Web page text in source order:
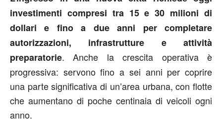
investimenti compresi tra 15 e 30 milioni di
dollari e fino a due anni per completare
autorizzazioni, infrastrutture e attività
preparatorie. Anche la crescita operativa è
progressiva: servono fino a sei anni per coprire
una parte significativa di un’area urbana, con flotte
che aumentano di poche centinaia di veicoli ogni
anno.